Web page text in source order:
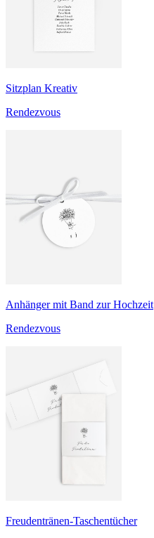
Sitzplan Kreativ
Rendezvous
Anhänger mit Band zur Hochzeit
Rendezvous
Freudentränen-Taschentücher